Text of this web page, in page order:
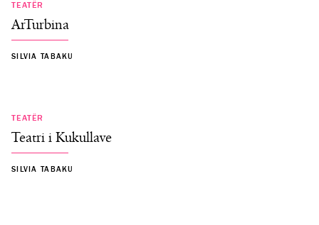
TEATËR
ArTurbina
SILVIA TABAKU
TEATËR
Teatri i Kukullave
SILVIA TABAKU